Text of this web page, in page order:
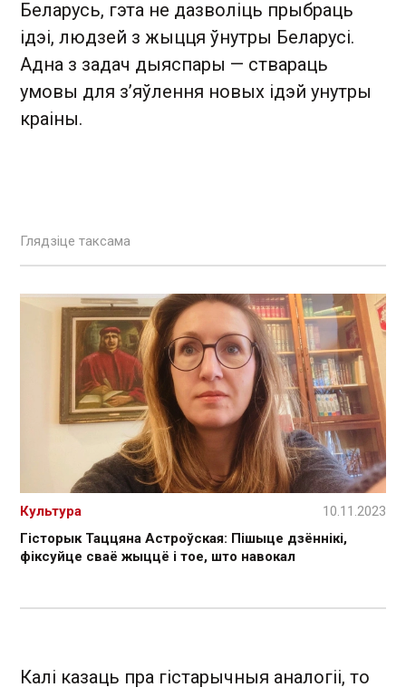
Беларусь, гэта не дазволіць прыбраць
ідэі, людзей з жыцця ўнутры Беларусі.
Адна з задач дыяспары — ствараць
умовы для з’яўлення новых ідэй унутры
краіны.
Глядзіце таксама
Гісторык Таццяна Астроўская: Пішыце дзённікі,
фіксуйце сваё жыццё і тое, што навокал
Культура 10.11.2023
Калі казаць пра гістарычныя аналогіі, то